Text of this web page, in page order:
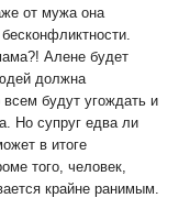
от мужа она
Алене будет
должна
будут угождать и
Но супруг едва ли
в итоге
того, человек,
крайне ранимым.